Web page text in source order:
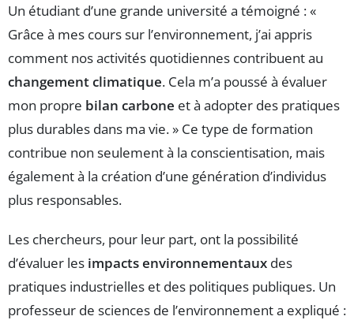
Un étudiant d’une grande université a témoigné : «
Grâce à mes cours sur l’environnement, j’ai appris
comment nos activités quotidiennes contribuent au
changement climatique. Cela m’a poussé à évaluer
mon propre bilan carbone et à adopter des pratiques
plus durables dans ma vie. » Ce type de formation
contribue non seulement à la conscientisation, mais
également à la création d’une génération d’individus
plus responsables.
Les chercheurs, pour leur part, ont la possibilité
d’évaluer les impacts environnementaux des
pratiques industrielles et des politiques publiques. Un
professeur de sciences de l’environnement a expliqué :